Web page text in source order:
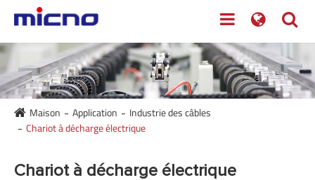
Maison Application
Industrie des câbles
Chariot à décharge électrique
Chariot à décharge électrique